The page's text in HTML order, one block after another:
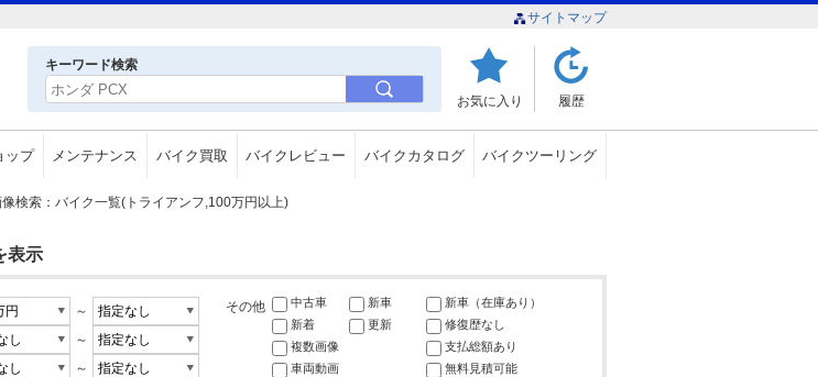
サイトマップ
キーワード検索
お気に入り 履歴
ップ メンテナンス バイク買取 バイクレビュー バイクカタログ バイクツーリング
検索：バイク一覧(トライアンフ,100万円以上)
表示
～
～
～
その他 中古車 新車
新車（在庫あり）
新着
更新
修復歴なし
複数画像
支払総額あり
車両動画
無料見積可能